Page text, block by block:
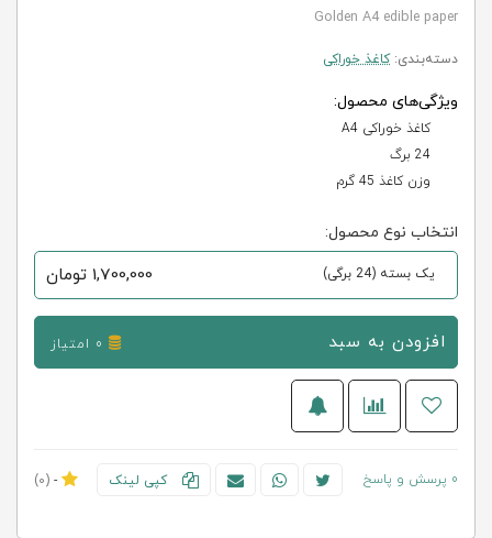
Golden A4 edible paper
دسته‌بندی:کاغذ خوراکی
ویژگی‌های محصول:
کاغذ خوراکی A4
24 برگ
وزن کاغذ 45 گرم
انتخاب نوع محصول:
یک بسته (24 برگی) 1,700,000 تومان
افزودن به سبد
0 پرسش و پاسخ کپی لینک -
(0)